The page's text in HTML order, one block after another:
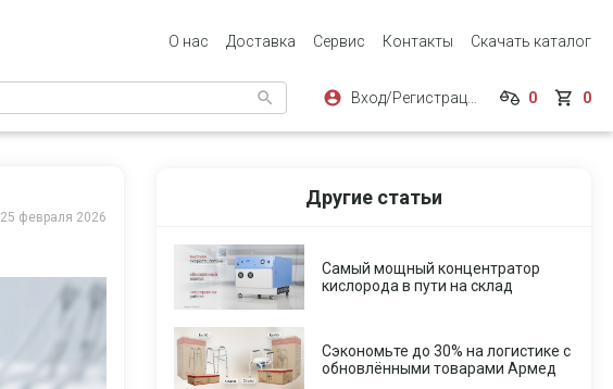
О нас Доставка Сервис Контакты Скачать каталог
0 0
25 февраля 2026
Другие статьи
Самый мощный концентратор
кислорода в пути на склад
Сэкономьте до 30% на логистике с
обновлёнными товарами Армед